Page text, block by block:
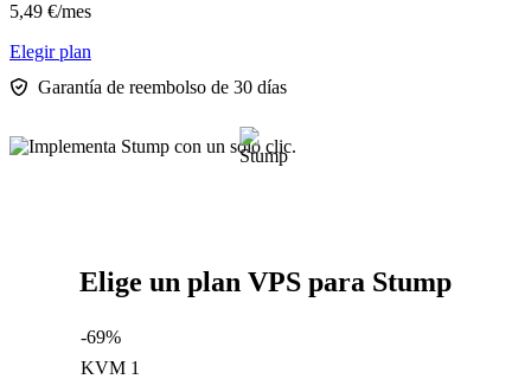
5,49 €/mes
Elegir plan
Garantía de reembolso de 30 días
Elige un plan VPS para Stump
-69%
KVM 1